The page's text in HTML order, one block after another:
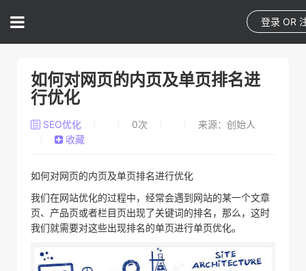
登录 OR
如何对网页的内页及单页排名进
行优化
SEO优化 0次
来源：创始人
收藏
如何对网页的内页及单页排名进行优化
我们在网站优化的过程中，经常会遇到网站的某一个文章
页、产品页或者栏目页出现了关键词的排名，那么，这时
我们就需要对这些出现排名的单页进行单页优化。